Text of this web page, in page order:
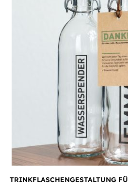
TRINKFLASCHENGESTALTUNG